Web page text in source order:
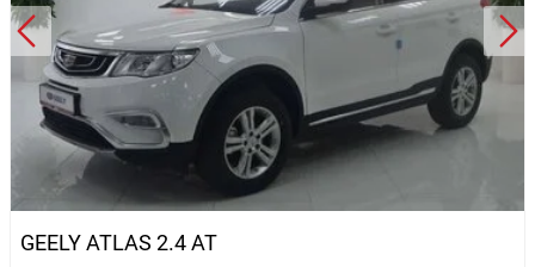
GEELY ATLAS 2.4 AT